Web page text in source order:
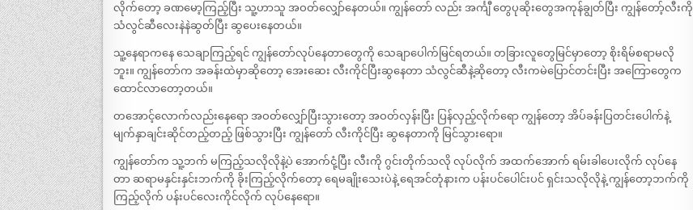
လိုက်တော့ ခဏမော့ကြည့်ပြီး သူ့ဟာသူ အဝတ်လျှော်နေတယ်။ ကျွန်တော် လည်း အင်္ကျီ တွေပုဆိုးတွေအကုန်ချွတ်ပြီး ကျွန်တော့်လီးကို
သံလွင်ဆီလေးနဲနဲဆွတ်ပြီး ဆွပေးနေတယ်။
သူ့နေရာကနေ သေချာကြည့်ရင် ကျွန်တော်လုပ်နေတာတွေကို သေချာပေါက်မြင်ရတယ်။ တခြားလူတွေမြင်မှာတော့ စိုးရိမ်စရာမလို
ဘူး။ ကျွန်တော်က အခန်းထဲမှာဆိုတော့ အေးဆေး လီးကိုင်ပြီးဆွနေတာ သံလွင်ဆီနဲ့ဆိုတော့ လီးကမဲပြောင်တင်းပြီး အကြောတွေက
ထောင်လာတော့တယ်။
တအောင့်လောက်လည်းနေရော အဝတ်လျှော်ပြီးသွားတော့ အဝတ်လှန်းပြီး ပြန်လှည့်လိုက်ရော ကျွန်တော့ အိပ်ခန်းပြတင်းပေါက်နဲ့
မျက်နှာချင်းဆိုင်တည့်တည့် ဖြစ်သွားပြီး ကျွန်တော် လီးကိုင်ပြီး ဆွနေတာကို မြင်သွားရော။
ကျွန်တော်က သူ့ဘက် မကြည့်သလိုလိုနဲ့ပဲ အောက်ငုံ့ပြီး လီးကို ဂွင်းတိုက်သလို လုပ်လိုက် အထက်အောက် ရမ်းခါပေးလိုက် လုပ်နေ
တာ ဆရာမနှင်းနှင်းဘက်ကို ခိုးကြည့်လိုက်တော့ ရေမချိုးသေးပဲနဲ့ ရေအင်တုံနားက ပန်းပင်ပေါင်းပင် ရှင်းသလိုလိုနဲ့ ကျွန်တော့ဘက်ကို
ကြည့်လိုက် ပန်းပင်လေးကိုင်လိုက် လုပ်နေရော။